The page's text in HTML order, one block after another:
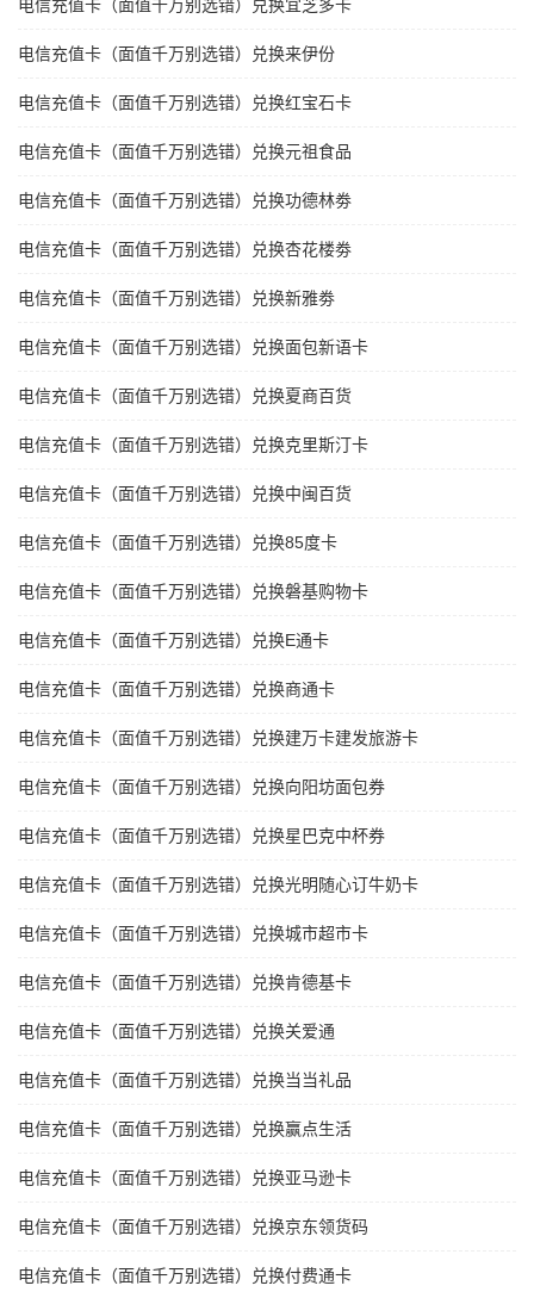
电信充值卡（面值千万别选错）兑换宜芝多卡
电信充值卡（面值千万别选错）兑换来伊份
电信充值卡（面值千万别选错）兑换红宝石卡
电信充值卡（面值千万别选错）兑换元祖食品
电信充值卡（面值千万别选错）兑换功德林劵
电信充值卡（面值千万别选错）兑换杏花楼劵
电信充值卡（面值千万别选错）兑换新雅劵
电信充值卡（面值千万别选错）兑换面包新语卡
电信充值卡（面值千万别选错）兑换夏商百货
电信充值卡（面值千万别选错）兑换克里斯汀卡
电信充值卡（面值千万别选错）兑换中闽百货
电信充值卡（面值千万别选错）兑换85度卡
电信充值卡（面值千万别选错）兑换磐基购物卡
电信充值卡（面值千万别选错）兑换E通卡
电信充值卡（面值千万别选错）兑换商通卡
电信充值卡（面值千万别选错）兑换建万卡建发旅游卡
电信充值卡（面值千万别选错）兑换向阳坊面包券
电信充值卡（面值千万别选错）兑换星巴克中杯券
电信充值卡（面值千万别选错）兑换光明随心订牛奶卡
电信充值卡（面值千万别选错）兑换城市超市卡
电信充值卡（面值千万别选错）兑换肯德基卡
电信充值卡（面值千万别选错）兑换关爱通
电信充值卡（面值千万别选错）兑换当当礼品
电信充值卡（面值千万别选错）兑换赢点生活
电信充值卡（面值千万别选错）兑换亚马逊卡
电信充值卡（面值千万别选错）兑换京东领货码
电信充值卡（面值千万别选错）兑换付费通卡